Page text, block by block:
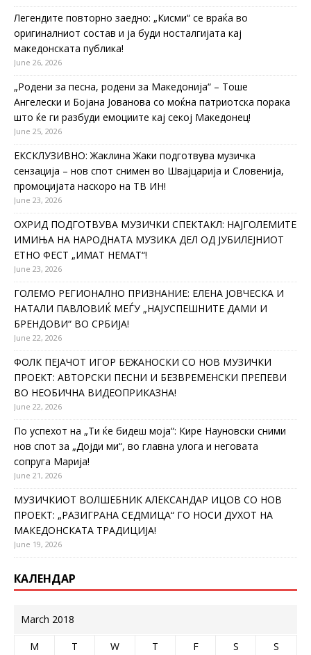
Легендите повторно заедно: „Кисми“ се враќа во
оригиналниот состав и ја буди носталгијата кај
македонската публика!
June 26, 2026
„Родени за песна, родени за Македонија“ – Тоше
Ангелески и Бојана Јованова со моќна патриотска порака
што ќе ги разбуди емоциите кај секој Македонец!
June 25, 2026
ЕКСКЛУЗИВНО: Жаклина Жаки подготвува музичка
сензација – нов спот снимен во Швајцарија и Словенија,
промоцијата наскоро на ТВ ИН!
June 23, 2026
ОХРИД ПОДГОТВУВА МУЗИЧКИ СПЕКТАКЛ: НАЈГОЛЕМИТЕ
ИМИЊА НА НАРОДНАТА МУЗИКА ДЕЛ ОД ЈУБИЛЕЈНИОТ
ЕТНО ФЕСТ „ИМАТ НЕМАТ“!
June 23, 2026
ГОЛЕМО РЕГИОНАЛНО ПРИЗНАНИЕ: ЕЛЕНА ЈОВЧЕСКА И
НАТАЛИ ПАВЛОВИЌ МЕЃУ „НАЈУСПЕШНИТЕ ДАМИ И
БРЕНДОВИ“ ВО СРБИЈА!
June 22, 2026
ФОЛК ПЕЈАЧОТ ИГОР БЕЖАНОСКИ СО НОВ МУЗИЧКИ
ПРОЕКТ: АВТОРСКИ ПЕСНИ И БЕЗВРЕМЕНСКИ ПРЕПЕВИ
ВО НЕОБИЧНА ВИДЕОПРИКАЗНА!
June 22, 2026
По успехот на „Ти ќе бидеш моја“: Кире Науновски сними
нов спот за „Дојди ми“, во главна улога и неговата
сопруга Марија!
June 21, 2026
МУЗИЧКИОТ ВОЛШЕБНИК АЛЕКСАНДАР ИЦОВ СО НОВ
ПРОЕКТ: „РАЗИГРАНА СЕДМИЦА“ ГО НОСИ ДУХОТ НА
МАКЕДОНСКАТА ТРАДИЦИЈА!
June 19, 2026
КАЛЕНДАР
March 2018
M T W T F S S